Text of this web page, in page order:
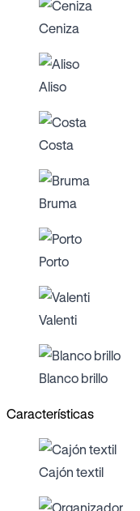
Ceniza
Aliso
Costa
Bruma
Porto
Valenti
Blanco brillo
Características
Cajón textil